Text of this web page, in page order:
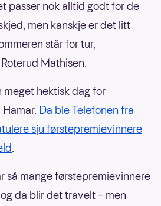
passer nok alltid godt for de
men kanskje er det litt
står for tur,
Mathisen.
meget hektisk dag for
Da ble Telefonen fra
sju førstepremievinnere
.
så mange førstepremievinnere
da blir det travelt – men